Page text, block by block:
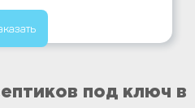
под ключ в